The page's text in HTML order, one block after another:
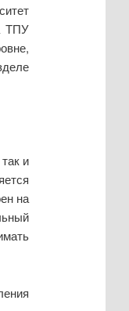
ТПУ
и
на